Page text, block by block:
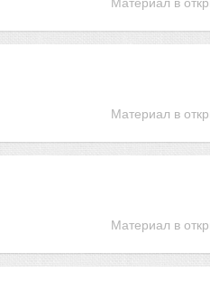
Материал в
Материал в